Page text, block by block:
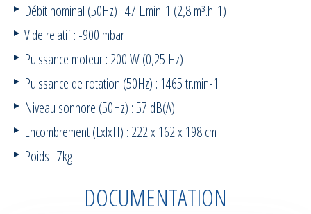
Débit nominal (50Hz) : 47 L.min-1 (2,8 m³.h-1)
Vide relatif : -900 mbar
Puissance moteur : 200 W (0,25 Hz)
Puissance de rotation (50Hz) : 1465 tr.min-1
Niveau sonnore (50Hz) : 57 dB(A)
Encombrement (LxlxH) : 222 x 162 x 198 cm
Poids : 7kg
DOCUMENTATION